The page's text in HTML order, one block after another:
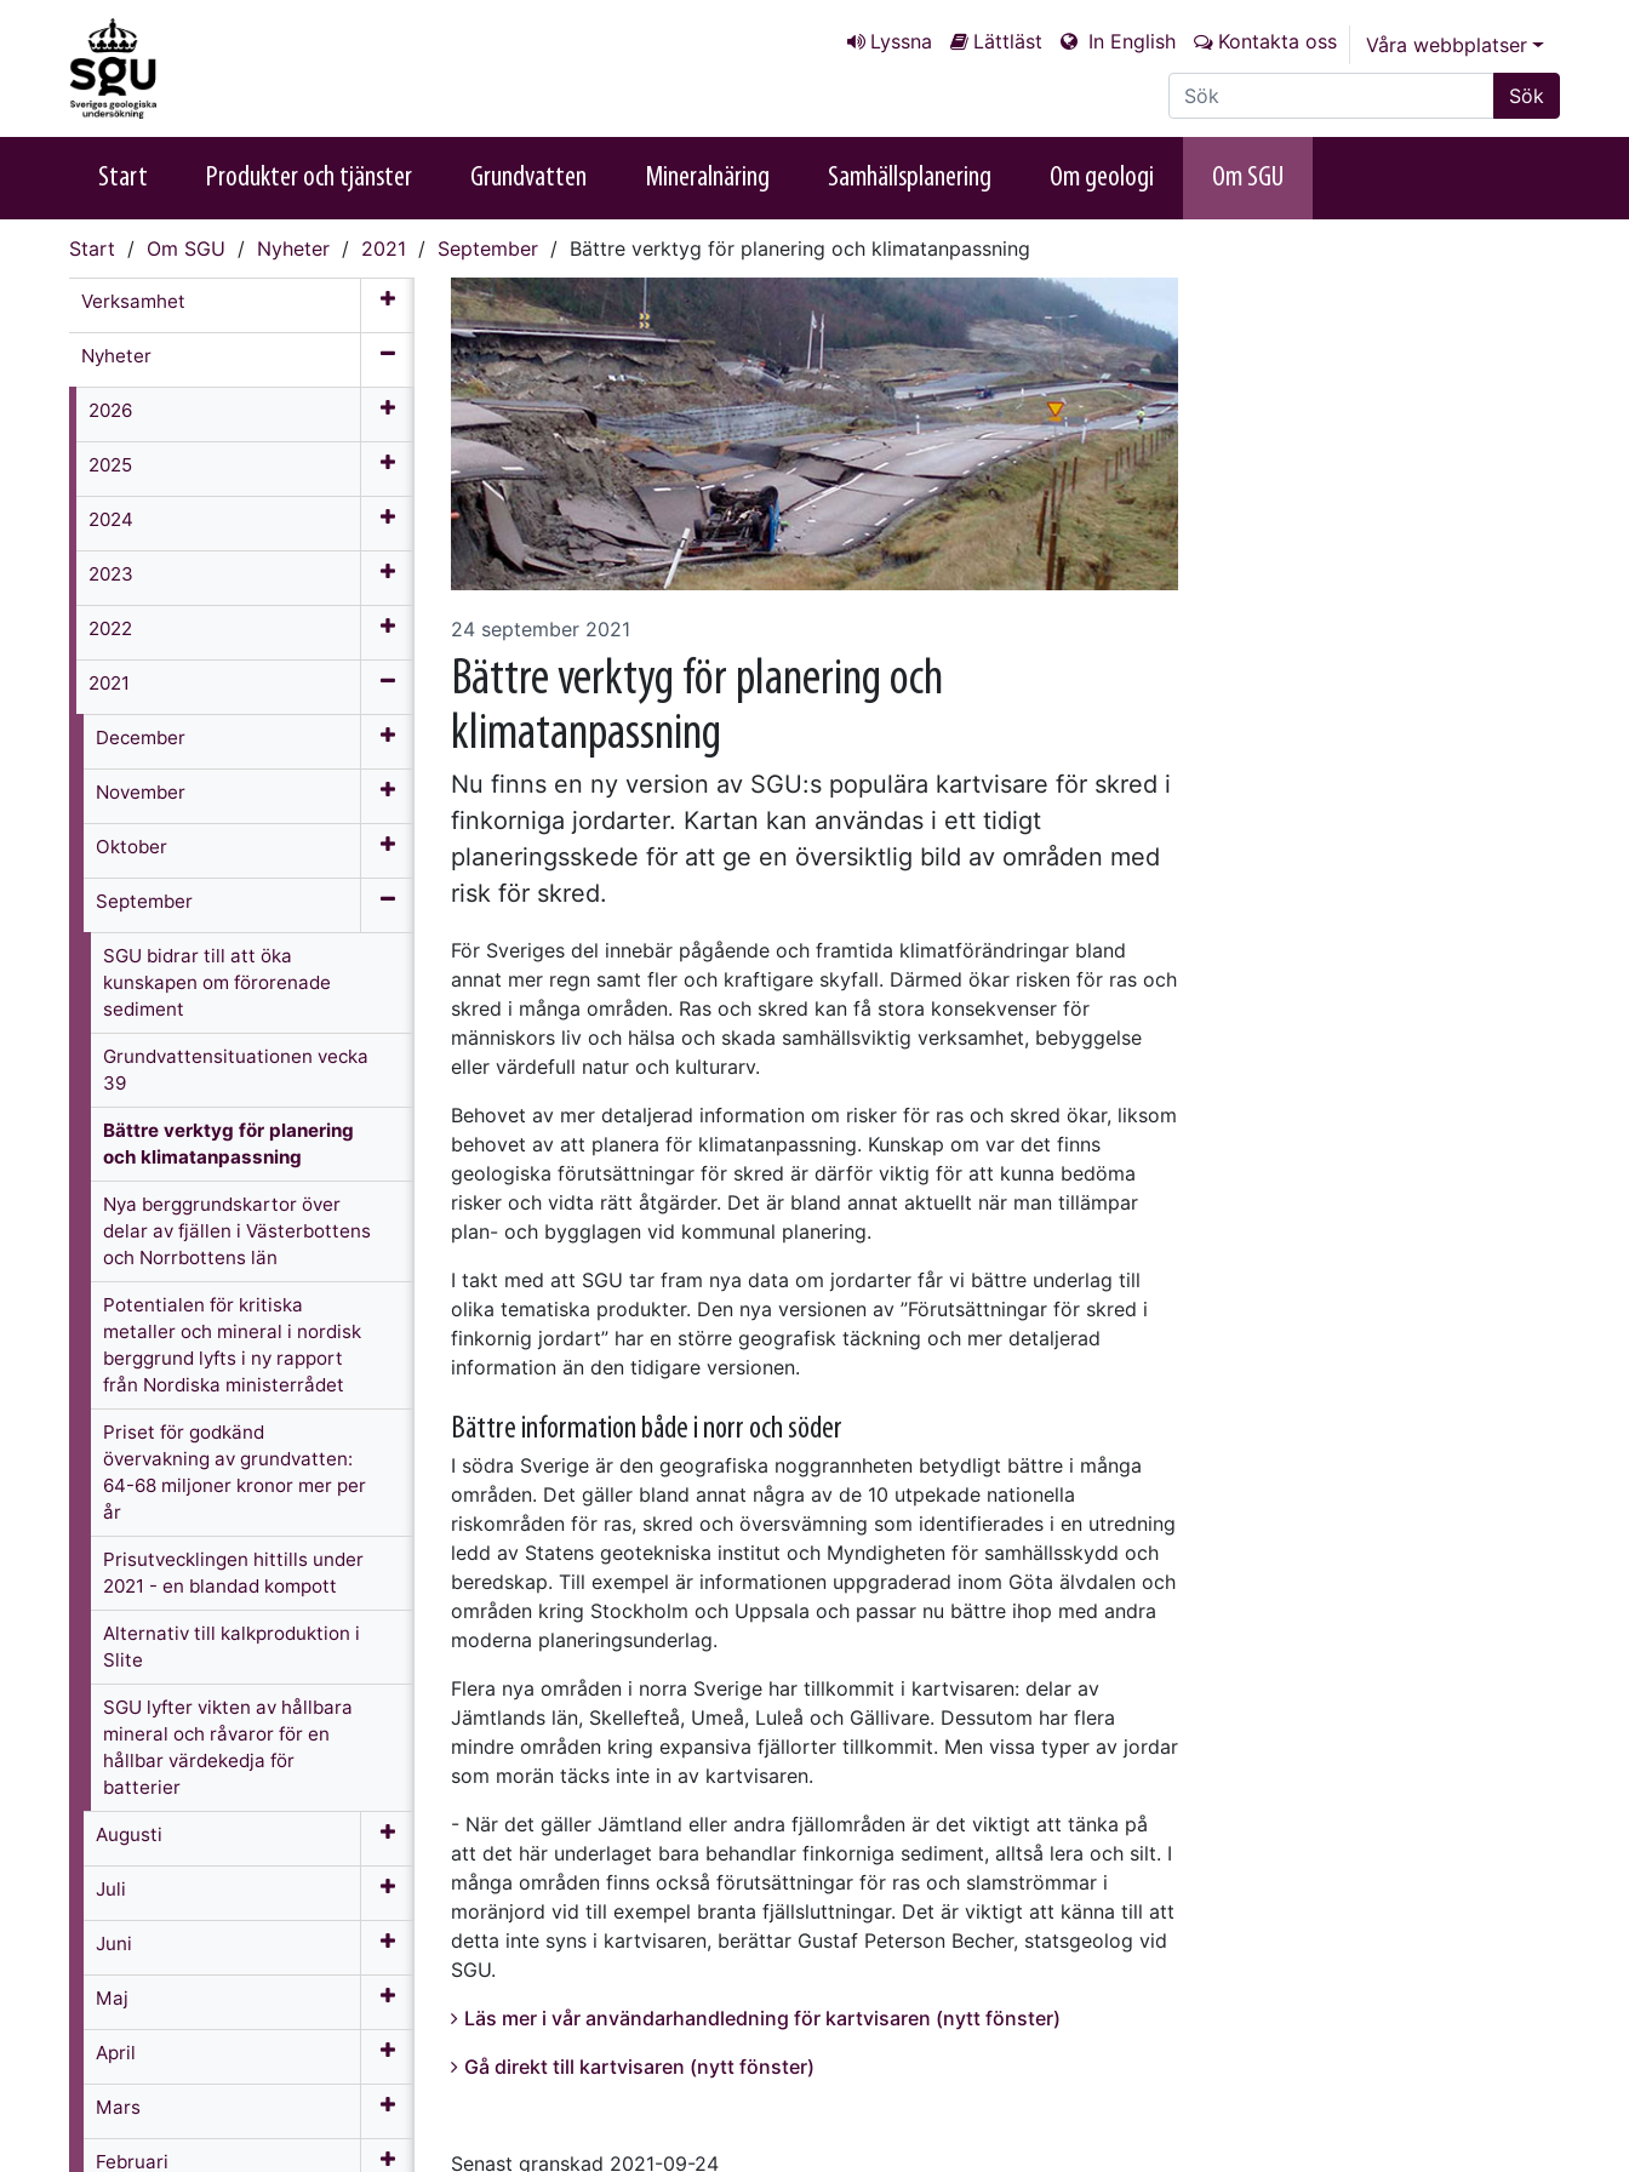
Lyssna Lättläst In English Kontakta oss
Våra webbplatser
Sök på sajten
Sök
Start Produkter och tjänster Grundvatten Mineralnäring Samhällsplanering Om geologi Om SGU
Start Om SGU Nyheter 2021 September Bättre verktyg för planering och klimatanpassning
Verksamhet
Nyheter
2026
2025
2024
2023
2022
2021
December
November
Oktober
September
SGU bidrar till att öka
kunskapen om förorenade
sediment
Grundvattensituationen vecka
39
Bättre verktyg för planering
och klimatanpassning
Nya berggrundskartor över
delar av fjällen i Västerbottens
och Norrbottens län
Potentialen för kritiska
metaller och mineral i nordisk
berggrund lyfts i ny rapport
från Nordiska ministerrådet
Priset för godkänd
övervakning av grundvatten:
64-68 miljoner kronor mer per
år
Prisutvecklingen hittills under
2021 - en blandad kompott
Alternativ till kalkproduktion i
Slite
SGU lyfter vikten av hållbara
mineral och råvaror för en
hållbar värdekedja för
batterier
Augusti
Juli
Juni
Maj
April
Mars
Februari
24 september 2021
Bättre verktyg för planering och
klimatanpassning
Nu finns en ny version av SGU:s populära kartvisare för skred i
finkorniga jordarter. Kartan kan användas i ett tidigt
planeringsskede för att ge en översiktlig bild av områden med
risk för skred.
För Sveriges del innebär pågående och framtida klimatförändringar bland
annat mer regn samt fler och kraftigare skyfall. Därmed ökar risken för ras och
skred i många områden. Ras och skred kan få stora konsekvenser för
människors liv och hälsa och skada samhällsviktig verksamhet, bebyggelse
eller värdefull natur och kulturarv.
Behovet av mer detaljerad information om risker för ras och skred ökar, liksom
behovet av att planera för klimatanpassning. Kunskap om var det finns
geologiska förutsättningar för skred är därför viktig för att kunna bedöma
risker och vidta rätt åtgärder. Det är bland annat aktuellt när man tillämpar
plan- och bygglagen vid kommunal planering.
I takt med att SGU tar fram nya data om jordarter får vi bättre underlag till
olika tematiska produkter. Den nya versionen av ”Förutsättningar för skred i
finkornig jordart” har en större geografisk täckning och mer detaljerad
information än den tidigare versionen.
Bättre information både i norr och söder
I södra Sverige är den geografiska noggrannheten betydligt bättre i många
områden. Det gäller bland annat några av de 10 utpekade nationella
riskområden för ras, skred och översvämning som identifierades i en utredning
ledd av Statens geotekniska institut och Myndigheten för samhällsskydd och
beredskap. Till exempel är informationen uppgraderad inom Göta älvdalen och
områden kring Stockholm och Uppsala och passar nu bättre ihop med andra
moderna planeringsunderlag.
Flera nya områden i norra Sverige har tillkommit i kartvisaren: delar av
Jämtlands län, Skellefteå, Umeå, Luleå och Gällivare. Dessutom har flera
mindre områden kring expansiva fjällorter tillkommit. Men vissa typer av jordar
som morän täcks inte in av kartvisaren.
- När det gäller Jämtland eller andra fjällområden är det viktigt att tänka på
att det här underlaget bara behandlar finkorniga sediment, alltså lera och silt. I
många områden finns också förutsättningar för ras och slamströmmar i
moränjord vid till exempel branta fjällsluttningar. Det är viktigt att känna till att
detta inte syns i kartvisaren, berättar Gustaf Peterson Becher, statsgeolog vid
SGU.
Läs mer i vår användarhandledning för kartvisaren (nytt fönster)
Gå direkt till kartvisaren (nytt fönster)
Senast granskad 2021-09-24